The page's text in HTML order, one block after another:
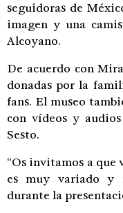
seguidoras de
imagen y una
Alcoyano.
De acuerdo con
donadas por la
fans. El museo
con vídeos y
Sesto.
“Os invitamos a que
es muy variado y
durante la